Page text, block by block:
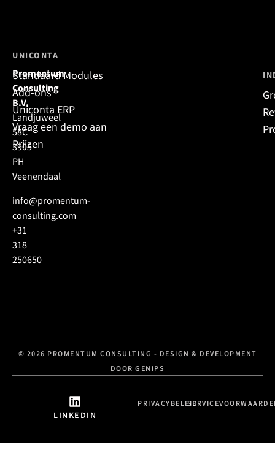
Promentum
Consulting
B.V.
Landjuweel
58C
3905
PH
Veenendaal
info@promentum-
consulting.com
+31
318
250650
UNICONTA
Standaard Modules
Add-ons
Uniconta ERP
Vraag een demo aan
Prijzen
© 2026 PROMENTUM CONSULTING - DESIGN & DEVELOPMENT
DOOR GENIPS
LINKEDIN
PRIVACYBELEID